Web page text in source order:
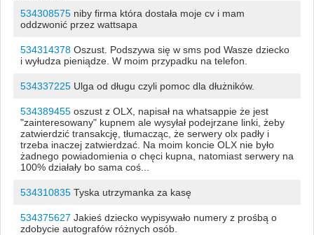
534308575niby firma która dostała moje cv i mam
oddzwonić przez wattsapa
534314378Oszust. Podszywa się w sms pod Wasze dziecko
i wyłudza pieniądze. W moim przypadku na telefon.
534337225Ulga od długu czyli pomoc dla dłużników.
534389455oszust z OLX, napisał na whatsappie że jest
"zainteresowany" kupnem ale wysyłał podejrzane linki, żeby
zatwierdzić transakcję, tłumacząc, że serwery olx padły i
trzeba inaczej zatwierdzać. Na moim koncie OLX nie było
żadnego powiadomienia o chęci kupna, natomiast serwery na
100% działały bo sama coś...
534310835Tyska utrzymanka za kasę
534375627 Jakieś dziecko wypisywało numery z prośbą o
zdobycie autografów różnych osób.